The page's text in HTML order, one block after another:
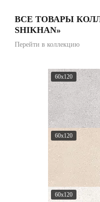
ВСЕ ТОВАРЫ
SHIKHAN»
Перейти в коллекцию
60x120
60x120
60x120